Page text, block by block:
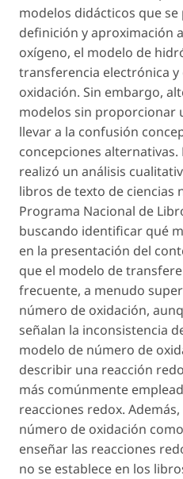
modelos didácticos que
definición y aproximación
oxígeno, el modelo de
transferencia electrónica
oxidación. Sin embargo,
modelos sin proporcionar
llevar a la confusión
concepciones alternativas.
realizó un análisis
libros de texto de ciencias
Programa Nacional de
buscando identificar qué
en la presentación del
que el modelo de
frecuente, a menudo
número de oxidación,
señalan la inconsistencia
modelo de número de
describir una reacción
más comúnmente
reacciones redox.
número de oxidación
enseñar las reacciones
no se establece en los